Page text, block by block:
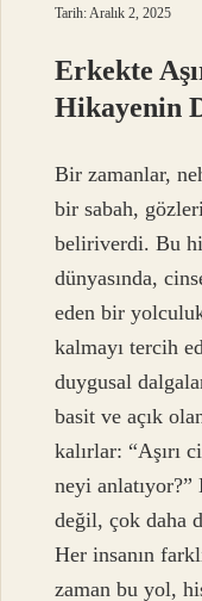
Tarih: Aralık 2, 2025
Erkekte
Hikayenin
Bir zamanlar,
bir sabah,
beliriverdi. Bu
dünyasında,
eden bir
kalmayı tercih
duygusal
basit ve açık
kalırlar: “Aşırı
neyi
değil, çok daha
Her insanın
zaman bu yol,